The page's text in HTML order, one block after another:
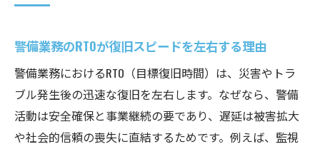
警備業務のRTOが復旧スピードを左右する理由
警備業務におけるRTO（目標復旧時間）は、災害やトラ
ブル発生後の迅速な復旧を左右します。なぜなら、警備
活動は安全確保と事業継続の要であり、遅延は被害拡大
や社会的信頼の喪失に直結するためです。例えば、監視